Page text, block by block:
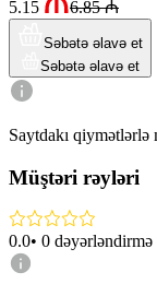
5.15
6.85₼
Səbətə əlavə et
Səbətə əlavə et
Saytdakı qiymətlərlə
Müştəri rəyləri
0.0• 0 dəyərləndirmə